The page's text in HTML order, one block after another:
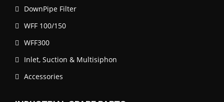
DownPipe Filter
WFF 100/150
WFF300
Inlet, Suction & Multisiphon
Accessories